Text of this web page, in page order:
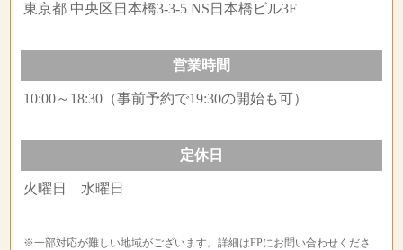
東京都 中央区日本橋3-3-5 NS日本橋ビル3F
営業時間
10:00～18:30（事前予約で19:30の開始も可）
定休日
火曜日 水曜日
※一部対応が難しい地域がございます。詳細はFPにお問い合わせくださ